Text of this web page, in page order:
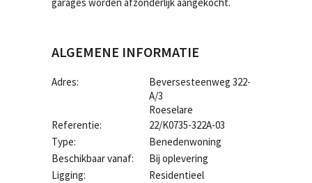
ALGEMENE INFORMATIE
Adres:
Beversesteenweg 322-
A/3
Roeselare
Referentie:
22/K0735-322A-03
Type:
Benedenwoning
Beschikbaar vanaf:
Bij oplevering
Ligging:
Residentieel